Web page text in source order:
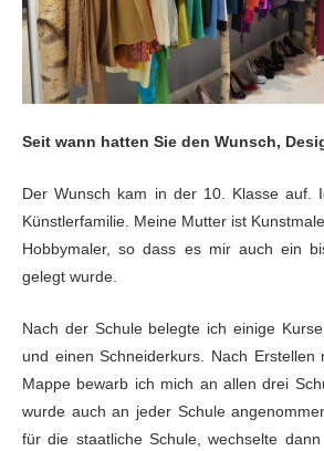
Seit wann hatten Sie den Wunsch,
Der Wunsch kam in der 10. Klasse auf.
Künstlerfamilie. Meine Mutter ist
Hobbymaler, so dass es mir auch ein
gelegt wurde.
Nach der Schule belegte ich einige
und einen Schneiderkurs. Nach Erstellen
Mappe bewarb ich mich an allen drei
wurde auch an jeder Schule
für die staatliche Schule, wechselte